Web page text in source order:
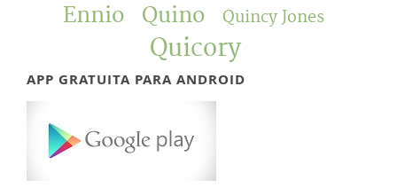
Ennio
Quino Quincy Jones
Quicory
APP GRATUITA PARA ANDROID